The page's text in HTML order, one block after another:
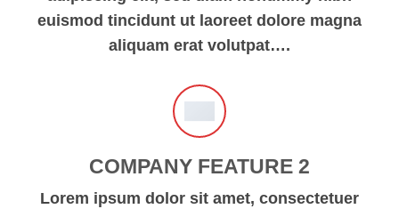
euismod tincidunt ut laoreet dolore magna
aliquam erat volutpat….
COMPANY FEATURE 2
Lorem ipsum dolor sit amet, consectetuer